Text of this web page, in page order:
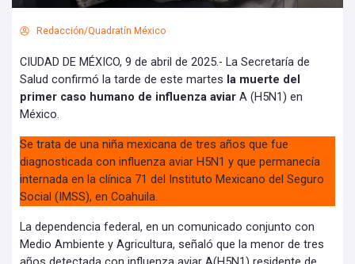
Redacción/Quadratín México
CIUDAD DE MÉXICO, 9 de abril de 2025.- La Secretaría de
Salud confirmó la tarde de este martes la muerte del
primer caso humano de influenza aviar A (H5N1) en
México.
Se trata de una niña mexicana de tres años que fue
diagnosticada con influenza aviar H5N1 y que permanecía
internada en la clínica 71 del Instituto Mexicano del Seguro
Social (IMSS), en Coahuila.
La dependencia federal, en un comunicado conjunto con
Medio Ambiente y Agricultura, señaló que la menor de tres